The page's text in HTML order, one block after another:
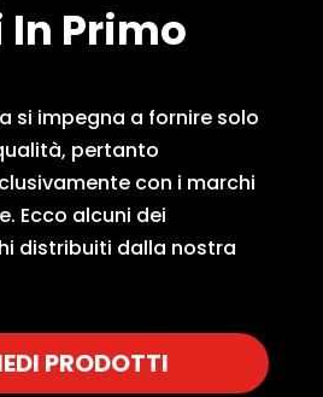
Primo
si impegna a fornire solo
pertanto
con i marchi
Ecco alcuni dei
distribuiti dalla nostra
PRODOTTI